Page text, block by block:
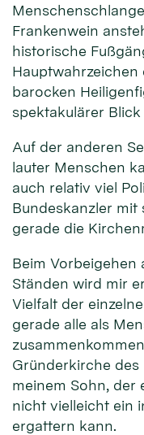
Frankenwein
historische
barocken
spektakulärer
Auf der anderen
lauter Menschen
auch relativ viel
Bundeskanzler mit
gerade die
Beim Vorbeigehen
Ständen wird mir
Vielfalt der
gerade alle als
Gründerkirche des
meinem Sohn, der
nicht vielleicht ein
ergattern kann.